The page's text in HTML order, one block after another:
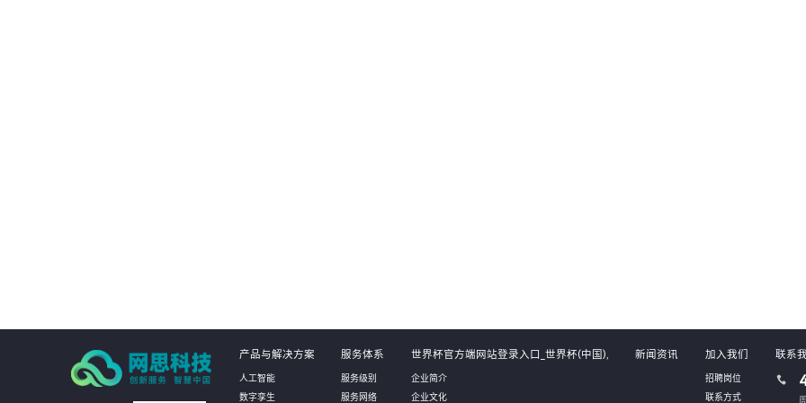
产品与解决方案
人工智能
数字孪生
服务体系
服务级别
服务网络
世界杯官方端网站登录入口_世界杯(中国),
企业简介
企业文化
新闻资讯 加入我们
招聘岗位
联系方式
联系